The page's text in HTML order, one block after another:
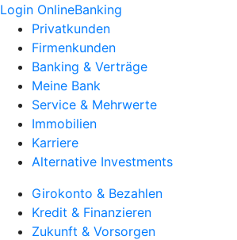
Login OnlineBanking
Privatkunden
Firmenkunden
Banking & Verträge
Meine Bank
Service & Mehrwerte
Immobilien
Karriere
Alternative Investments
Girokonto & Bezahlen
Kredit & Finanzieren
Zukunft & Vorsorgen